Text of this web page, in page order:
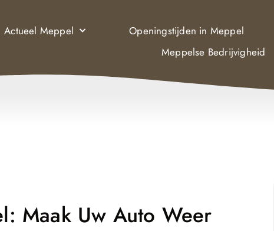
Actueel Meppel Openingstijden in Meppel
Meppelse Bedrijvigheid
Maak Uw Auto Weer